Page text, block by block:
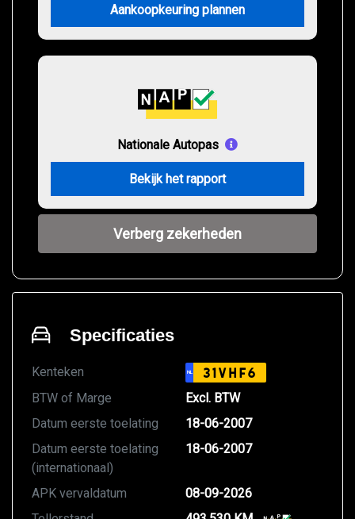
Aankoopkeuring plannen
Nationale Autopas
Bekijk het rapport
Verberg zekerheden
Specificaties
Kenteken NL 31VHF6
BTW of Marge
Excl. BTW
Datum eerste toelating
18-06-2007
Datum eerste toelating
(internationaal)
18-06-2007
APK vervaldatum
08-09-2026